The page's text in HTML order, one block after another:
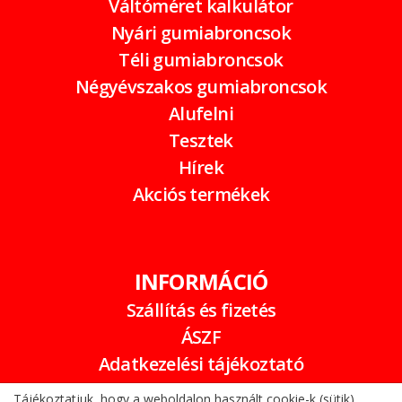
Váltóméret kalkulátor
Nyári gumiabroncsok
Téli gumiabroncsok
Négyévszakos gumiabroncsok
Alufelni
Tesztek
Hírek
Akciós termékek
INFORMÁCIÓ
Szállítás és fizetés
ÁSZF
Adatkezelési tájékoztató
Garancia